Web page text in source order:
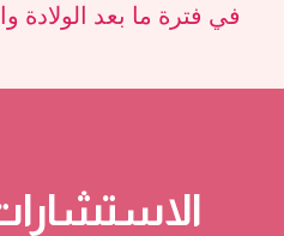
في فترة ما بعد الولادة